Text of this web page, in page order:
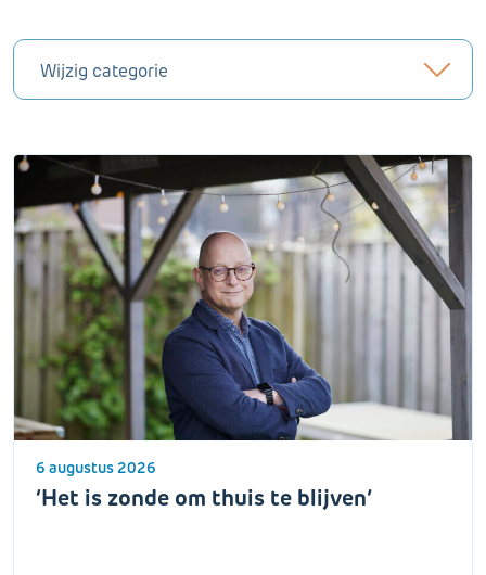
6 augustus 2026
‘Het is zonde om thuis te blijven’